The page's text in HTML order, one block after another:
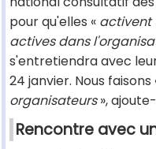
pour qu'elles « activent
actives dans
s'entretiendra avec
24 janvier. Nous faisons
organisateurs»,
Rencontre avec